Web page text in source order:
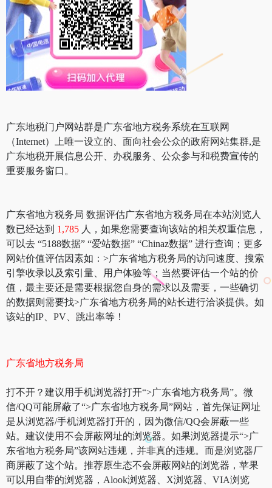
广东地税门户网站群是广东省地方税务系统在互联网
（Internet）上唯一设立的、面向社会公众的政府网站集群,是
广东地税开展信息公开、办税服务、公众参与和税费宣传的
重要服务窗口。
广东省地方税务局 数据评估广东省地方税务局在本站浏览人
数已经达到 1,785 人，如果您需要查询该站的相关权重信息，
可以去 “5188数据” “爱站数据” “Chinaz数据” 进行查询；更多
网站价值评估因素如：>广东省地方税务局的访问速度、搜索
引擎收录以及索引量、用户体验等；当然要评估一个站的价
值，最主要还是需要根据您自身的需求以及需要，一些确切
的数据则需要找>广东省地方税务局的站长进行洽谈提供。如
该站的IP、PV、跳出率等！
广东省地方税务局
打不开？建议用手机浏览器打开“>广东省地方税务局”。微
信/QQ可能屏蔽了“>广东省地方税务局”网站，首先保证网址
是从浏览器/手机浏览器打开的，因为微信/QQ会屏蔽一些
站。建议使用不会屏蔽网址的浏览器。如果浏览器提示“>广
东省地方税务局”该网站违规，并非真的违规。而是浏览器厂
商屏蔽了这个站。推荐原生态不会屏蔽网站的浏览器，苹果
可以用自带的浏览器，Alook浏览器、X浏览器、VIA浏览